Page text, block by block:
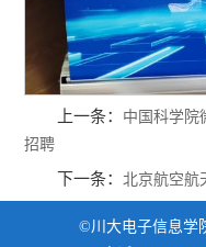
上一条： 中国科学院
招聘
下一条： 北京航空航
©川大电子信息学